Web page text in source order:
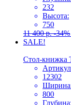
232
Высота:
750
11 400р. -34%
SALE!
Стол-книжка
12302
800
Глубина: